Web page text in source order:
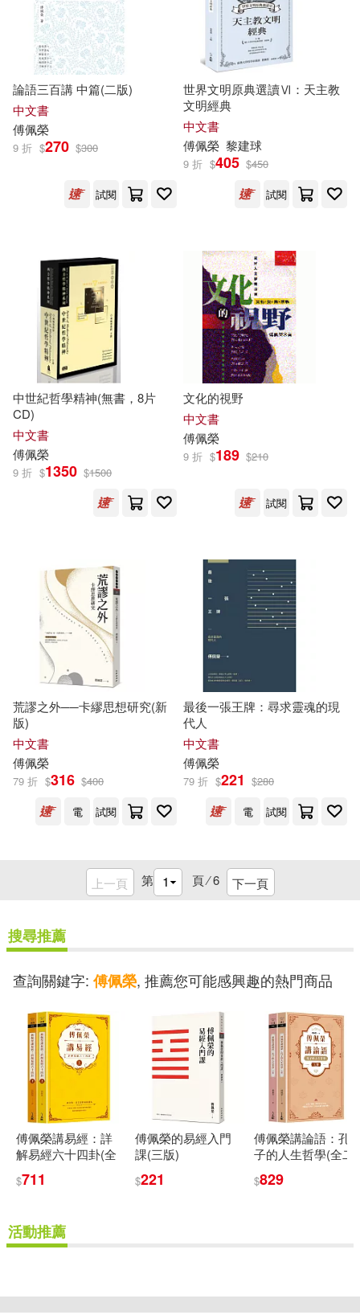
論語三百講 中篇(二版)
中文書
傅佩榮
9 折 $270 $300
試閱
世界文明原典選讀Ⅵ：天主教
文明經典
中文書
傅佩榮 黎建球
9 折 $405 $450
試閱
中世紀哲學精神(無書，8片
CD)
中文書
傅佩榮
9 折 $1350 $1500
文化的視野
中文書
傅佩榮
9 折 $189 $210
試閱
荒謬之外──卡繆思想研究(新
版)
中文書
傅佩榮
79 折 $316 $400
電
試閱
最後一張王牌：尋求靈魂的現
代人
中文書
傅佩榮
79 折 $221 $280
電
試閱
上一頁 第 頁 ⁄6 下一頁
搜尋推薦
查詢關鍵字: 傅佩榮, 推薦您可能感興趣的熱門商品
傅佩榮講易經：詳
解易經六十四卦(全
$711
傅佩榮的易經入門
課(三版)
$221
傅佩榮講論語：孔
子的人生哲學(全二
$829
活動推薦